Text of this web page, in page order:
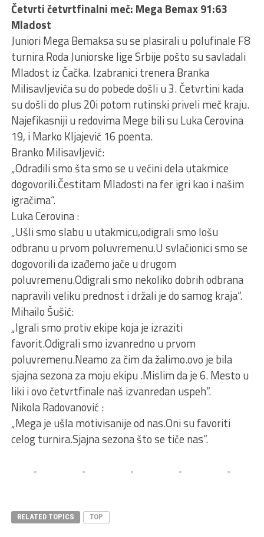
Četvrti četvrtfinalni meč: Mega Bemax 91:63
Mladost
Juniori Mega Bemaksa su se plasirali u polufinale F8
turnira Roda Juniorske lige Srbije pošto su savladali
Mladost iz Čačka. Izabranici trenera Branka
Milisavljevića su do pobede došli u 3. Četvrtini kada
su došli do plus 20i potom rutinski priveli meč kraju.
Najefikasniji u redovima Mege bili su Luka Cerovina
19, i Marko Kljajević 16 poenta.
Branko Milisavljević:
„Odradili smo šta smo se u većini dela utakmice
dogovorili.Čestitam Mladosti na fer igri kao i našim
igračima“.
Luka Cerovina :
„Ušli smo slabu u utakmicu,odigrali smo lošu
odbranu u prvom poluvremenu.U svlačionici smo se
dogovorili da izađemo jače u drugom
poluvremenu.Odigrali smo nekoliko dobrih odbrana
napravili veliku prednost i držali je do samog kraja“.
Mihailo Šušić:
„Igrali smo protiv ekipe koja je izraziti
favorit.Odigrali smo izvanredno u prvom
poluvremenu.Neamo za čim da žalimo.ovo je bila
sjajna sezona za moju ekipu .Mislim da je 6. Mesto u
liki i ovo četvrtfinale naš izvanredan uspeh“.
Nikola Radovanović :
„Mega je ušla motivisanije od nas.Oni su favoriti
celog turnira.Sjajna sezona što se tiče nas“.
RELATED TOPICS TOP